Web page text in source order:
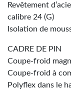
Revêtement
calibre 24 (G)
Isolation de
CADRE DE PIN
Coupe-froid
Coupe-froid à
Polyflex dans le